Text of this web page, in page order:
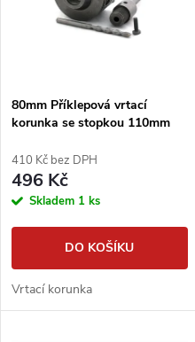
p
r
o
u
s
p
r
o
d
u
80mm Příklepová vrtací
korunka se stopkou 110mm
410 Kč bez DPH
496 Kč
Skladem 1 ks
DO KOŠÍKU
Vrtací korunka